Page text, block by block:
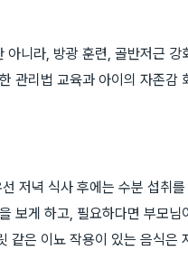
니라, 방광 훈련, 골반저근 강
관리법 교육과 아이의 자존감
저녁 식사 후에는 수분 섭취
보게 하고, 필요하다면 부모님
같은 이뇨 작용이 있는 음식은